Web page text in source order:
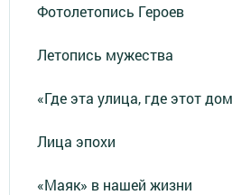
Фотолетопись Героев
Летопись мужества
«Где эта улица, где этот
Лица эпохи
«Маяк» в нашей жизни